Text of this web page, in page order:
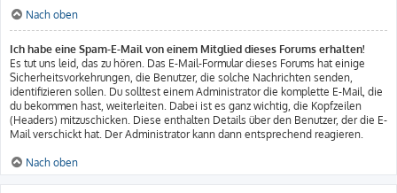
Nach oben
Ich habe eine Spam-E-Mail von einem Mitglied dieses Forums erhalten!
Es tut uns leid, das zu hören. Das E-Mail-Formular dieses Forums hat einige
Sicherheitsvorkehrungen, die Benutzer, die solche Nachrichten senden,
identifizieren sollen. Du solltest einem Administrator die komplette E-Mail, die
du bekommen hast, weiterleiten. Dabei ist es ganz wichtig, die Kopfzeilen
(Headers) mitzuschicken. Diese enthalten Details über den Benutzer, der die E-
Mail verschickt hat. Der Administrator kann dann entsprechend reagieren.
Nach oben